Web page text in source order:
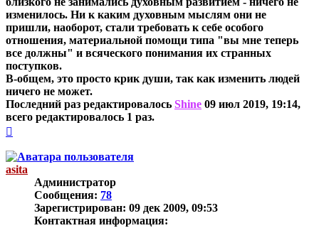
изменилось. Ни к каким духовным мыслям они не
пришли, наоборот, стали требовать к себе особого
отношения, материальной помощи типа "вы мне теперь
все должны" и всяческого понимания их странных
поступков.
В-общем, это просто крик души, так как изменить людей
ничего не может.
Последний раз редактировалось Shine 09 июл 2019, 19:14,
всего редактировалось 1 раз.
началу
asita
Администратор
Сообщения: 78
Зарегистрирован: 09 дек 2009, 09:53
Контактная информация: